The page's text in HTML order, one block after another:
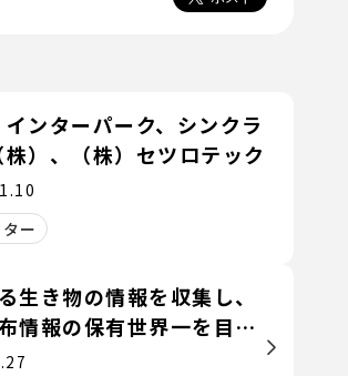
インターパーク、シンクラ
株）、（株）セツロテック
ー
生き物の情報を収集し、
情報の保有世界一を目指